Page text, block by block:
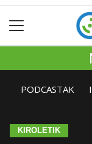
PODCASTAK
KIROLETIK